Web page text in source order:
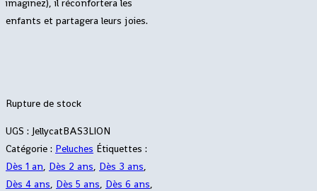
imaginez), il réconfortera les
enfants et partagera leurs joies.
Rupture de stock
UGS : JellycatBAS3LION
Catégorie : Peluches Étiquettes :
Dès 1 an, Dès 2 ans, Dès 3 ans,
Dès 4 ans, Dès 5 ans, Dès 6 ans,